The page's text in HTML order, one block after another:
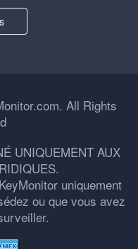
All Rights
UNIQUEMENT AUX
uniquement
ou que vous avez